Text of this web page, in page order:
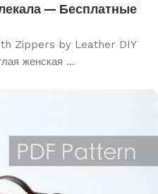
— Бесплатные
Zippers by Leather DIY
женская ...